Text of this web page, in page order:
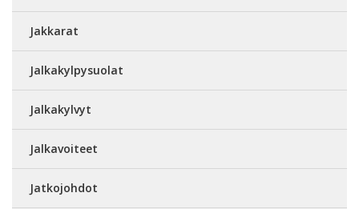
Jakkarat
Jalkakylpysuolat
Jalkakylvyt
Jalkavoiteet
Jatkojohdot